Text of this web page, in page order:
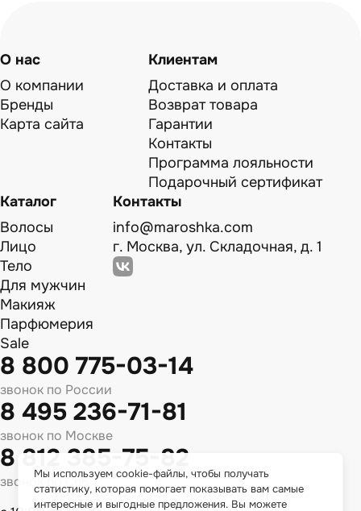
О нас
О компании
Бренды
Карта сайта
Клиентам
Доставка и оплата
Возврат товара
Гарантии
Контакты
Программа лояльности
Подарочный сертификат
Каталог
Волосы
Лицо
Тело
Для мужчин
Макияж
Парфюмерия
Sale
Контакты
info@maroshka.com
г. Москва, ул. Складочная, д. 1
8 800 775-03-14
звонок по России
8 495 236-71-81
звонок по Москве
8 812 385-75-82
звонок по Спб
Мы используем cookie-файлы, чтобы получать
статистику, которая помогает показывать вам самые
интересные и выгодные предложения. Вы можете